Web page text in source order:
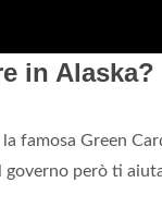
in Alaska?
famosa Green
governo però ti